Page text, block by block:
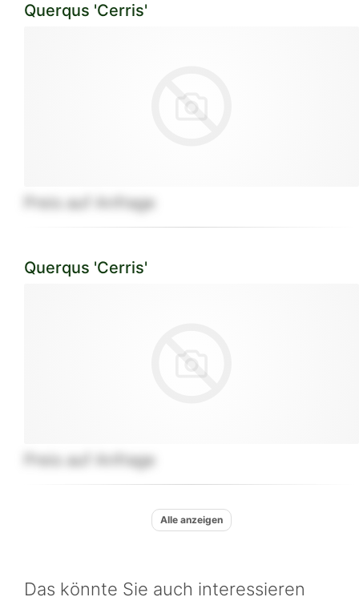
Querqus 'Cerris'
Preis auf Anfrage
Querqus 'Cerris'
Preis auf Anfrage
Alle anzeigen
Das könnte Sie auch interessieren